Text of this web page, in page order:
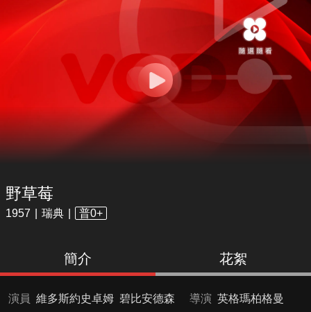
野草莓
1957 瑞典 普0+
簡介 花絮
演員 維多斯約史卓姆 碧比安德森 導演 英格瑪柏格曼